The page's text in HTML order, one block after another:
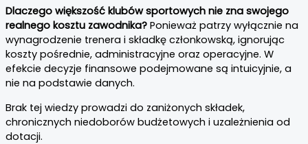
Dlaczego większość klubów sportowych nie zna swojego
realnego kosztu zawodnika? Ponieważ patrzy wyłącznie na
wynagrodzenie trenera i składkę członkowską, ignorując
koszty pośrednie, administracyjne oraz operacyjne. W
efekcie decyzje finansowe podejmowane są intuicyjnie, a
nie na podstawie danych.
Brak tej wiedzy prowadzi do zaniżonych składek,
chronicznych niedoborów budżetowych i uzależnienia od
dotacji.